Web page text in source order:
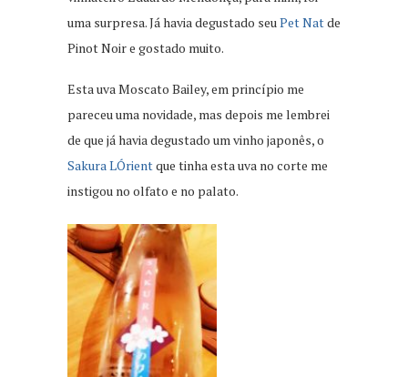
uma surpresa. Já havia degustado seuPet Natde
Pinot Noir e gostado muito.
Esta uva Moscato Bailey, em princípio me
pareceu uma novidade, mas depois me lembrei
de que já havia degustado um vinho japonês, o
Sakura LÓrientque tinha esta uva no corte me
instigou no olfato e no palato.